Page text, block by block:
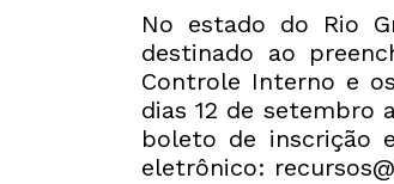
No estado do Rio
destinado ao
Controle Interno e
dias 12 de setembro
boleto de inscrição
eletrônico: